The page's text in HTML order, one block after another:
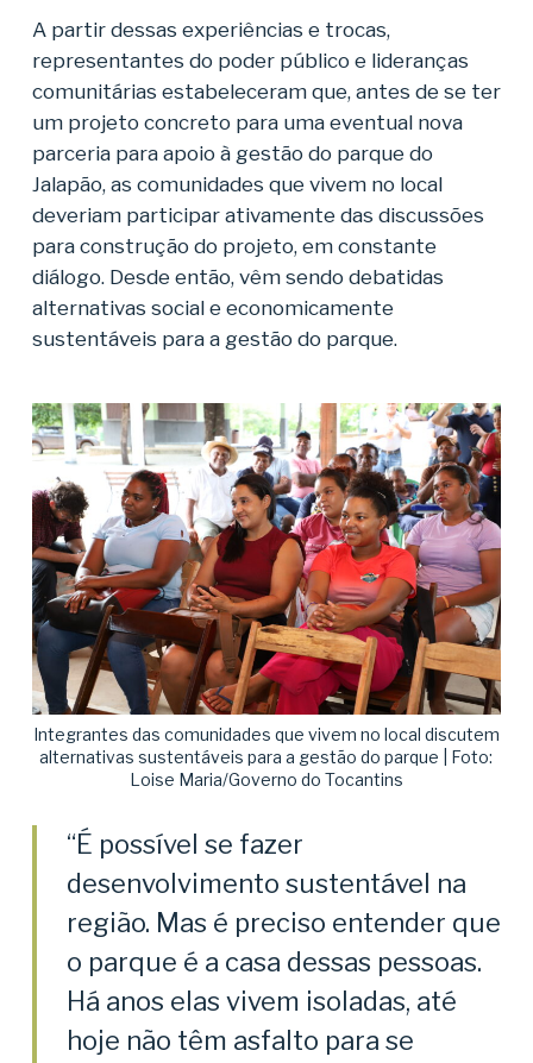
A partir dessas experiências e trocas,
representantes do poder público e lideranças
comunitárias estabeleceram que, antes de se ter
um projeto concreto para uma eventual nova
parceria para apoio à gestão do parque do
Jalapão, as comunidades que vivem no local
deveriam participar ativamente das discussões
para construção do projeto, em constante
diálogo. Desde então, vêm sendo debatidas
alternativas social e economicamente
sustentáveis para a gestão do parque.
Integrantes das comunidades que vivem no local discutem
alternativas sustentáveis para a gestão do parque | Foto:
Loise Maria/Governo do Tocantins
“É possível se fazer
desenvolvimento sustentável na
região. Mas é preciso entender que
o parque é a casa dessas pessoas.
Há anos elas vivem isoladas, até
hoje não têm asfalto para se